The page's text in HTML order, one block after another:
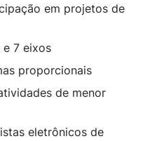
em projetos de
7 eixos
proporcionais
de menor
eletrônicos de